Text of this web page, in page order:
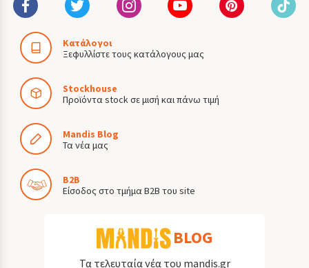
Κατάλογοι
Ξεφυλλίστε τους κατάλογους μας
Stockhouse
Προϊόντα stock σε μισή και πάνω τιμή
Mandis Blog
Τα νέα μας
B2B
Είσοδος στο τμήμα B2B του site
BLOG
Τα τελευταία νέα του mandis.gr